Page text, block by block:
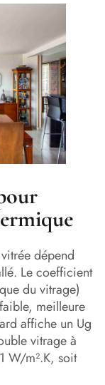
dépend
Le coefficient
du vitrage)
meilleure
affiche un Ug
vitrage à
W/m².K, soit